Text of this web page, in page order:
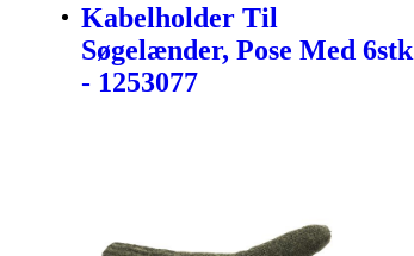
Kabelholder Til
Søgelænder, Pose Med 6stk
- 1253077